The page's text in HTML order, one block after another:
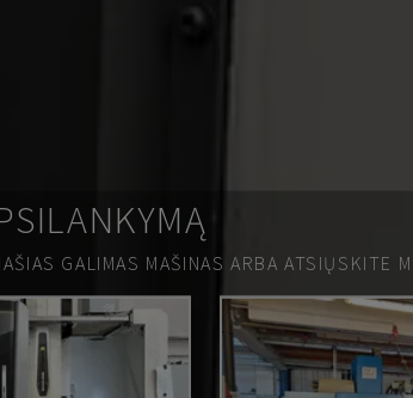
GALIMAS MAŠINAS ARBA ATSIŲSKITE